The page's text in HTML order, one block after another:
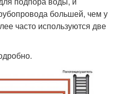
большей, чем у
часто используются две